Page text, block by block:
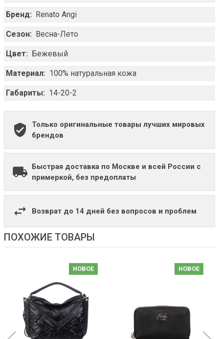
Бренд: Renato Angi
Сезон: Весна-Лето
Цвет: Бежевый
Материал: 100% натуральная кожа
Габариты: 14-20-2
Только оригинальные товары лучших мировых
брендов
Быстрая доставка по Москве и всей России с
примеркой, без предоплаты
Возврат до 14 дней без вопросов и проблем
ПОХОЖИЕ ТОВАРЫ
НОВОЕ НОВОЕ